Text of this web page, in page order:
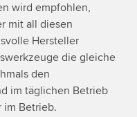
wird empfohlen,
mit all diesen
Hersteller
die gleiche
den
im täglichen Betrieb
Betrieb.